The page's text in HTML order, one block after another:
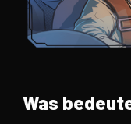
Was